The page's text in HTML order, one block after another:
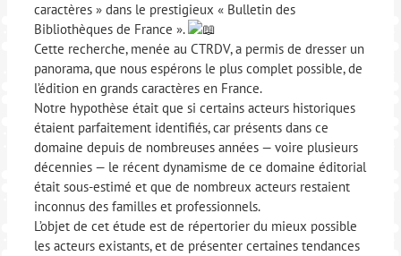
caractères » dans le prestigieux « Bulletin des
Bibliothèques de France ».
Cette recherche, menée au CTRDV, a permis de dresser un
panorama, que nous espérons le plus complet possible, de
l’édition en grands caractères en France.
Notre hypothèse était que si certains acteurs historiques
étaient parfaitement identifiés, car présents dans ce
domaine depuis de nombreuses années — voire plusieurs
décennies — le récent dynamisme de ce domaine éditorial
était sous-estimé et que de nombreux acteurs restaient
inconnus des familles et professionnels.
L’objet de cet étude est de répertorier du mieux possible
les acteurs existants, et de présenter certaines tendances